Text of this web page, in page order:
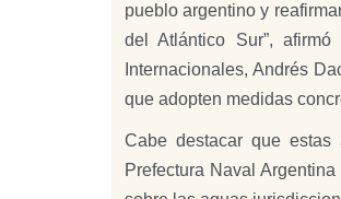
pueblo argentino y
del Atlántico Sur”,
Internacionales, Andrés
que adopten medidas
Cabe destacar que
Prefectura Naval